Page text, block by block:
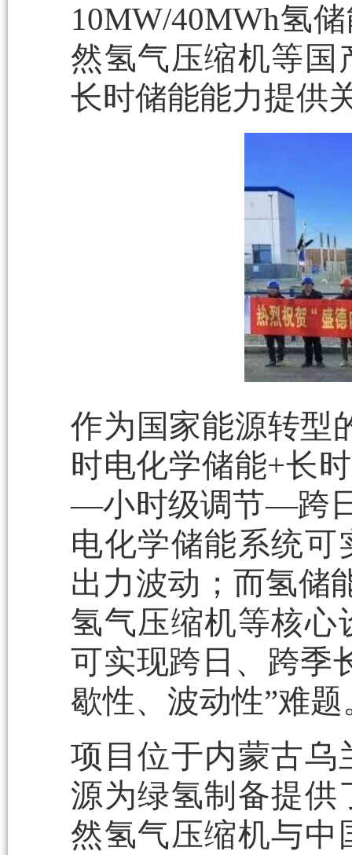
10MW/40MWh氢
然氢气压缩机等国
长时储能能力提供
作为国家能源转型
时电化学储能+长
—小时级调节—跨
电化学储能系统
出力波动；而氢储
氢气压缩机等核心
可实现跨日、跨季
歇性、波动性”难题
项目位于内蒙古乌
源为绿氢制备提供
然氢气压缩机与中